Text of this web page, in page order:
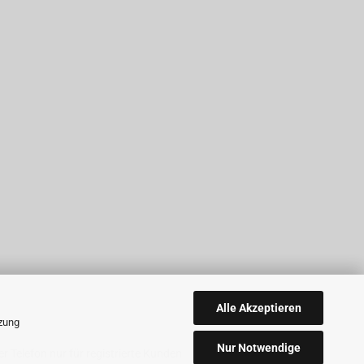
Alle Akzeptieren
Nur Notwendige